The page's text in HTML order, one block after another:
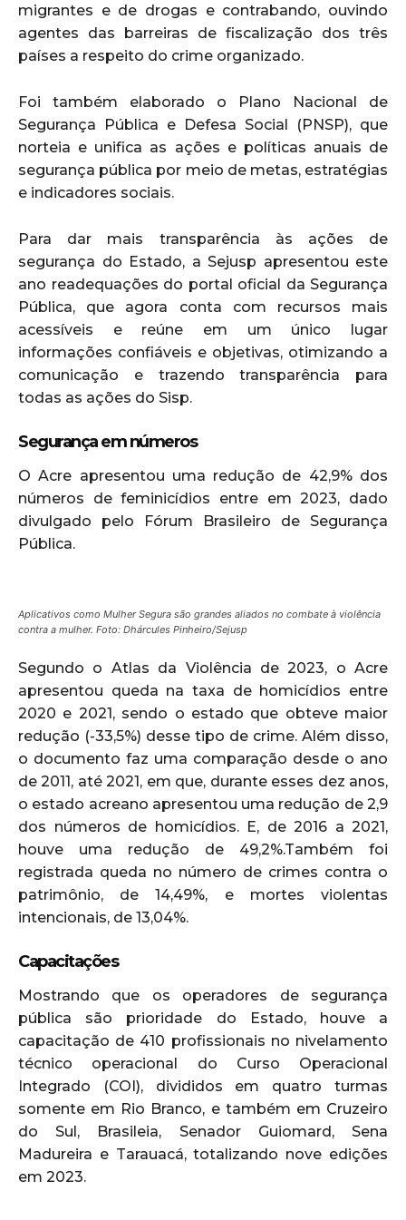
migrantes e de drogas e contrabando, ouvindo
agentes das barreiras de fiscalização dos três
países a respeito do crime organizado.
Foi também elaborado o Plano Nacional de
Segurança Pública e Defesa Social (PNSP), que
norteia e unifica as ações e políticas anuais de
segurança pública por meio de metas, estratégias
e indicadores sociais.
Para dar mais transparência às ações de
segurança do Estado, a Sejusp apresentou este
ano readequações do portal oficial da Segurança
Pública, que agora conta com recursos mais
acessíveis e reúne em um único lugar
informações confiáveis e objetivas, otimizando a
comunicação e trazendo transparência para
todas as ações do Sisp.
Segurança em números
O Acre apresentou uma redução de 42,9% dos
números de feminicídios entre em 2023, dado
divulgado pelo Fórum Brasileiro de Segurança
Pública.
Aplicativos como Mulher Segura são grandes aliados no combate à violência
contra a mulher. Foto: Dhárcules Pinheiro/Sejusp
Segundo o Atlas da Violência de 2023, o Acre
apresentou queda na taxa de homicídios entre
2020 e 2021, sendo o estado que obteve maior
redução (-33,5%) desse tipo de crime. Além disso,
o documento faz uma comparação desde o ano
de 2011, até 2021, em que, durante esses dez anos,
o estado acreano apresentou uma redução de 2,9
dos números de homicídios. E, de 2016 a 2021,
houve uma redução de 49,2%.Também foi
registrada queda no número de crimes contra o
patrimônio, de 14,49%, e mortes violentas
intencionais, de 13,04%.
Capacitações
Mostrando que os operadores de segurança
pública são prioridade do Estado, houve a
capacitação de 410 profissionais no nivelamento
técnico operacional do Curso Operacional
Integrado (COI), divididos em quatro turmas
somente em Rio Branco, e também em Cruzeiro
do Sul, Brasileia, Senador Guiomard, Sena
Madureira e Tarauacá, totalizando nove edições
em 2023.